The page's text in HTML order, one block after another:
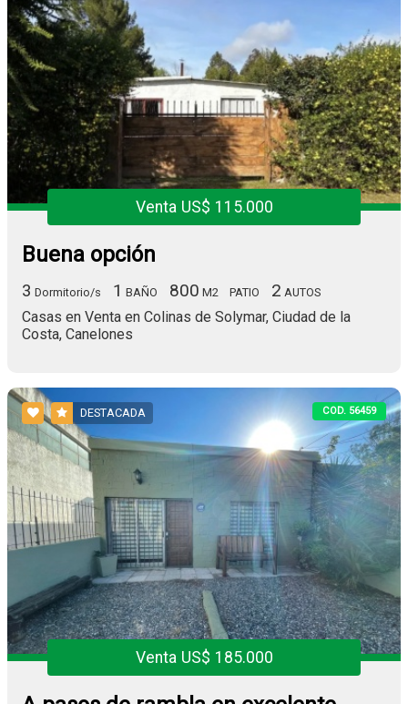
Venta US$ 115.000
Buena opción
3 Dormitorio/s 1 BAÑO 800 M2 PATIO 2 AUTOS
Casas en Venta en Colinas de Solymar, Ciudad de la
Costa, Canelones
DESTACADA COD. 56459
Venta US$ 185.000